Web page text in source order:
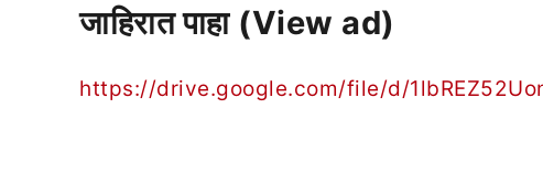
जाहिरात पाहा (View ad)
https://drive.google.com/file/d/